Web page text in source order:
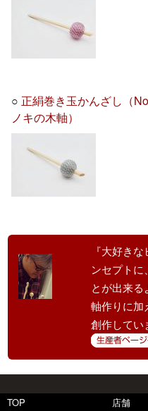
○ 正絹巻き玉かんざし（
ノキの木軸）
『大好き
ンセプトに
とが出来る
軸作りに加
創作してい
TOP 店舗